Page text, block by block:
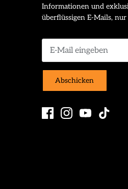
Informationen und
überflüssigen E-Mails,
Abschicken